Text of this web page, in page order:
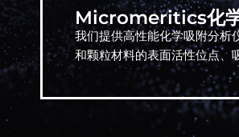
Micromeritics化
我们提供高性能化学吸附分析
和颗粒材料的表面活性位点、